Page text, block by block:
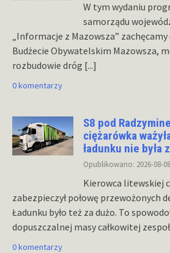
W tym wydaniu
samorządu
„Informacje z Mazowsza” zachęcamy
Budżecie Obywatelskim Mazowsza,
rozbudowie dróg [...]
0 komentarzy
S8 pod
ciężarówka
ładunku nie była
Opublikowano: 2026-08-08
Kierowca litewskiej
zabezpieczył połowę przewożonych
Ładunku było też za dużo. To
dopuszczalnej masy całkowitej
0 komentarzy